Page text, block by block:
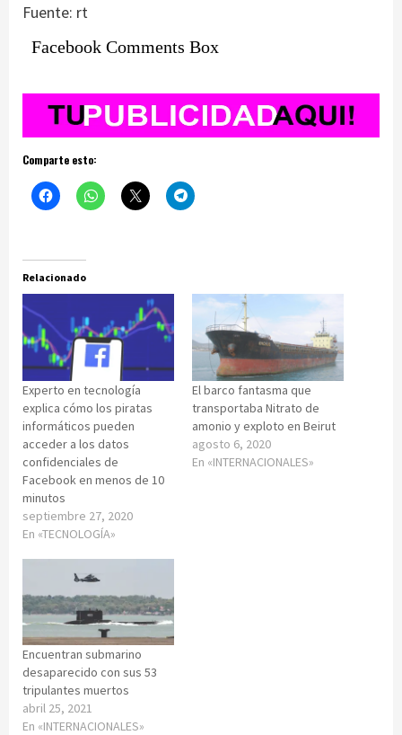
Fuente: rt
Facebook Comments Box
Comparte esto:
Relacionado
Experto en tecnología
explica cómo los piratas
informáticos pueden
acceder a los datos
confidenciales de
Facebook en menos de 10
minutos
septiembre 27, 2020
En «TECNOLOGÍA»
El barco fantasma que
transportaba Nitrato de
amonio y exploto en Beirut
agosto 6, 2020
En «INTERNACIONALES»
Encuentran submarino
desaparecido con sus 53
tripulantes muertos
abril 25, 2021
En «INTERNACIONALES»